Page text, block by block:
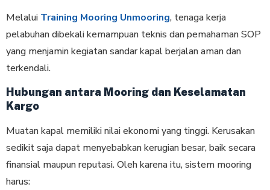
Melalui Training Mooring Unmooring, tenaga kerja
pelabuhan dibekali kemampuan teknis dan pemahaman SOP
yang menjamin kegiatan sandar kapal berjalan aman dan
terkendali.
Hubungan antara Mooring dan Keselamatan
Kargo
Muatan kapal memiliki nilai ekonomi yang tinggi. Kerusakan
sedikit saja dapat menyebabkan kerugian besar, baik secara
finansial maupun reputasi. Oleh karena itu, sistem mooring
harus: